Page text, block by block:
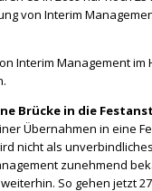
von Interim
Interim Management
Brücke in die
Übernahmen in eine
nicht als
zunehmend
So gehen jetzt